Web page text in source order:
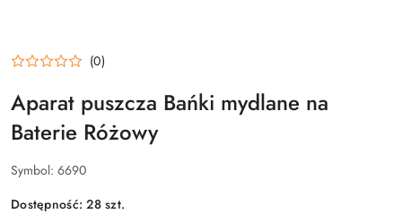
(0)
Aparat puszcza Bańki mydlane na
Baterie Różowy
Symbol: 6690
Dostępność:28szt.